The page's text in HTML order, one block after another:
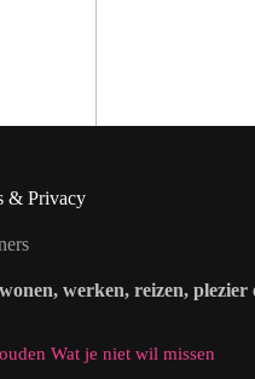
& Privacy
werken, reizen, plezier
Wat je niet wil missen